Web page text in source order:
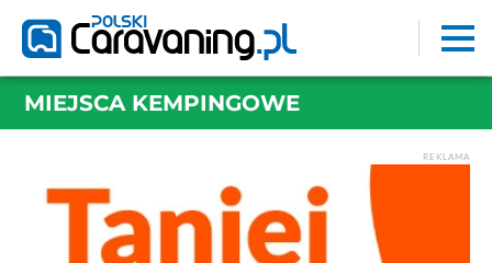
MIEJSCA KEMPINGOWE
REKLAMA